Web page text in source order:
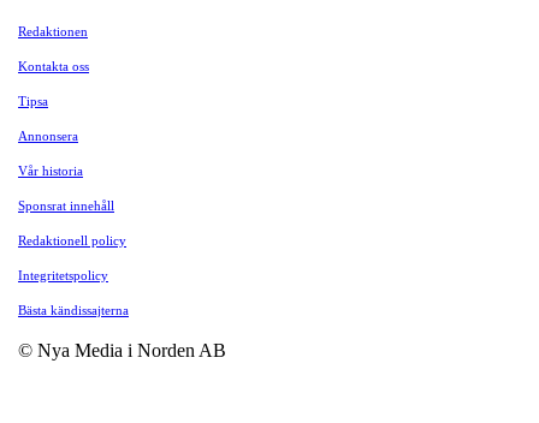
Redaktionen
Kontakta oss
Tipsa
Annonsera
Vår historia
Sponsrat innehåll
Redaktionell policy
Integritetspolicy
Bästa kändissajterna
© Nya Media i Norden AB